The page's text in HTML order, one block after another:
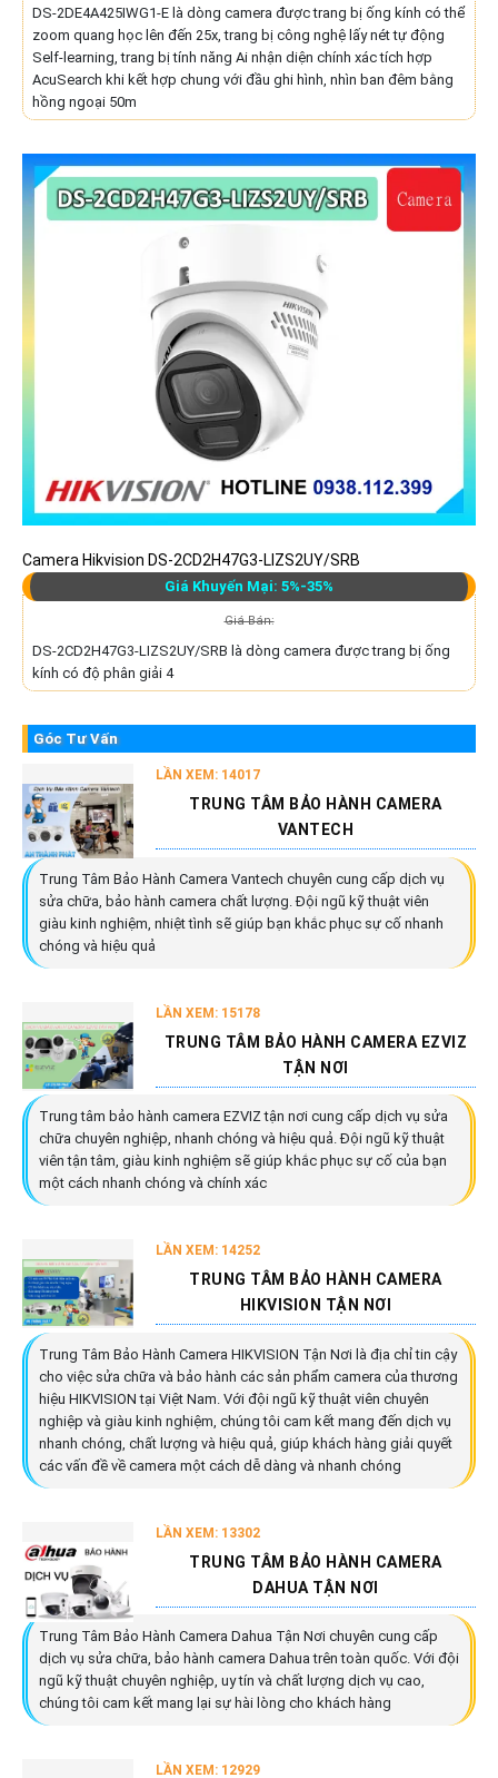
DS-2DE4A425IWG1-E là dòng camera được trang bị ống kính có thể
zoom quang học lên đến 25x, trang bị công nghệ lấy nét tự động
Self-learning, trang bị tính năng Ai nhận diện chính xác tích hợp
AcuSearch khi kết hợp chung với đầu ghi hình, nhìn ban đêm bằng
hồng ngoại 50m
Camera Hikvision DS-2CD2H47G3-LIZS2UY/SRB
Giá Khuyến Mại: 5%-35%
Giá Bán:
DS-2CD2H47G3-LIZS2UY/SRB là dòng camera được trang bị ống
kính có độ phân giải 4
Góc Tư Vấn
LẦN XEM: 14017
TRUNG TÂM BẢO HÀNH CAMERA
VANTECH
Trung Tâm Bảo Hành Camera Vantech chuyên cung cấp dịch vụ
sửa chữa, bảo hành camera chất lượng. Đội ngũ kỹ thuật viên
giàu kinh nghiệm, nhiệt tình sẽ giúp bạn khắc phục sự cố nhanh
chóng và hiệu quả
LẦN XEM: 15178
TRUNG TÂM BẢO HÀNH CAMERA EZVIZ
TẬN NƠI
Trung tâm bảo hành camera EZVIZ tận nơi cung cấp dịch vụ sửa
chữa chuyên nghiệp, nhanh chóng và hiệu quả. Đội ngũ kỹ thuật
viên tận tâm, giàu kinh nghiệm sẽ giúp khắc phục sự cố của bạn
một cách nhanh chóng và chính xác
LẦN XEM: 14252
TRUNG TÂM BẢO HÀNH CAMERA
HIKVISION TẬN NƠI
Trung Tâm Bảo Hành Camera HIKVISION Tận Nơi là địa chỉ tin cậy
cho việc sửa chữa và bảo hành các sản phẩm camera của thương
hiệu HIKVISION tại Việt Nam. Với đội ngũ kỹ thuật viên chuyên
nghiệp và giàu kinh nghiệm, chúng tôi cam kết mang đến dịch vụ
nhanh chóng, chất lượng và hiệu quả, giúp khách hàng giải quyết
các vấn đề về camera một cách dễ dàng và nhanh chóng
LẦN XEM: 13302
TRUNG TÂM BẢO HÀNH CAMERA
DAHUA TẬN NƠI
Trung Tâm Bảo Hành Camera Dahua Tận Nơi chuyên cung cấp
dịch vụ sửa chữa, bảo hành camera Dahua trên toàn quốc. Với đội
ngũ kỹ thuật chuyên nghiệp, uy tín và chất lượng dịch vụ cao,
chúng tôi cam kết mang lại sự hài lòng cho khách hàng
LẦN XEM: 12929